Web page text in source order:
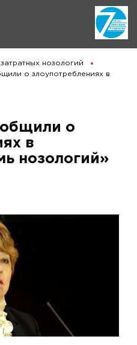
нозологий
о злоупотреблениях в
о
в
нозологий»